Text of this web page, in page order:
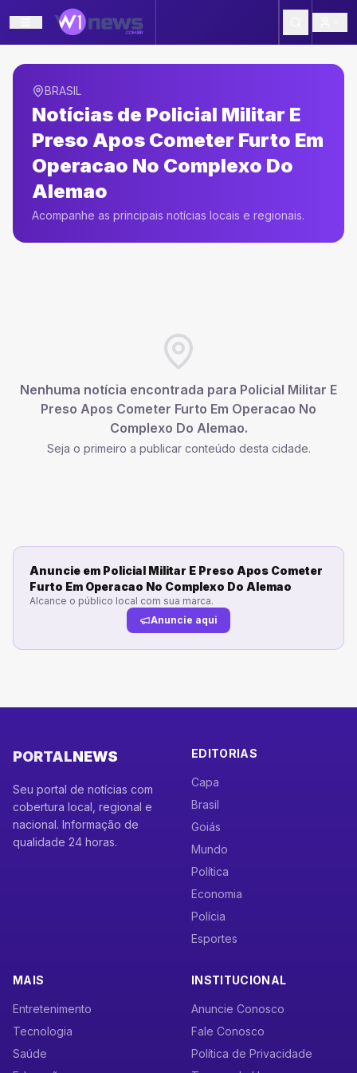
BRASIL
Notícias de Policial Militar E
Preso Apos Cometer Furto Em
Operacao No Complexo Do
Alemao
Acompanhe as principais notícias locais e regionais.
Nenhuma notícia encontrada para Policial Militar E
Preso Apos Cometer Furto Em Operacao No
Complexo Do Alemao.
Seja o primeiro a publicar conteúdo desta cidade.
Anuncie em Policial Militar E Preso Apos Cometer
Furto Em Operacao No Complexo Do Alemao
Alcance o público local com sua marca.
Anuncie aqui
PORTALNEWS
Seu portal de notícias com
cobertura local, regional e
nacional. Informação de
qualidade 24 horas.
EDITORIAS
Capa
Brasil
Goiás
Mundo
Política
Economia
Polícia
Esportes
MAIS
Entretenimento
Tecnologia
Saúde
INSTITUCIONAL
Anuncie Conosco
Fale Conosco
Política de Privacidade